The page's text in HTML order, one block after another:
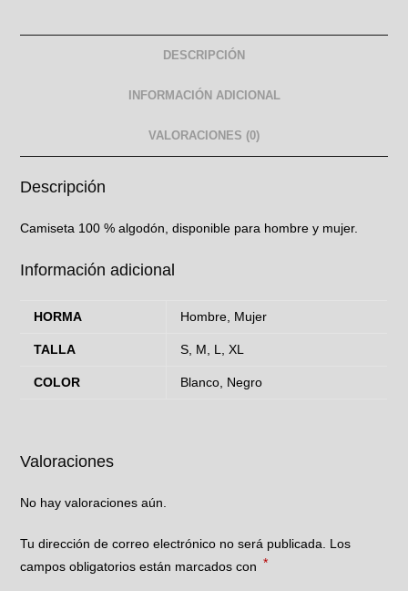
DESCRIPCIÓN
INFORMACIÓN ADICIONAL
VALORACIONES (0)
Descripción
Camiseta 100 % algodón, disponible para hombre y mujer.
Información adicional
HORMA Hombre, Mujer
TALLA S, M, L, XL
COLOR Blanco, Negro
Valoraciones
No hay valoraciones aún.
Tu dirección de correo electrónico no será publicada. Los
campos obligatorios están marcados con *